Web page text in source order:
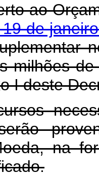
ao
de
milhões
I deste
na